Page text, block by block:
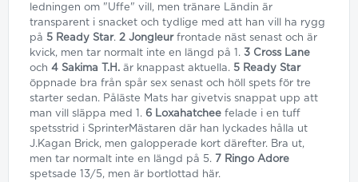
ledningen om "Uffe" vill, men tränare Ländin är
transparent i snacket och tydlige med att han vill ha rygg
på 5 Ready Star. 2 Jongleurfrontade näst senast och är
kvick, men tar normalt inte en längd på 1. 3 Cross Lane
och 4 Sakima T.H. är knappast aktuella. 5 Ready Star
öppnade bra från spår sex senast och höll spets för tre
starter sedan. Påläste Mats har givetvis snappat upp att
man vill släppa med 1. 6 Loxahatchee felade i en tuff
spetsstrid i SprinterMästaren där han lyckades hålla ut
J.Kagan Brick, men galopperade kort därefter. Bra ut,
men tar normalt inte en längd på 5. 7 Ringo Adore
spetsade 13/5, men är bortlottad här.